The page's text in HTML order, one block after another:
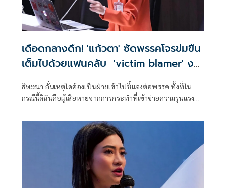
เดือดกลางดึก! 'แก้วตา' ซัดพรรคโจรข่มขืน
เต็มไปด้วยแฟนคลับ 'victim blamer' งง
ผลักภาระผู้เสียหายพิสูจน์ตัว
ธิษะณา ลั่นเหตุใดต้องเป็นฝ่ายเข้าไปชี้แจงต่อพรรค ทั้งที่ใน
กรณีนี้ดิฉันคือผู้เสียหายจากการกระทำที่เข้าข่ายความรุนแรง